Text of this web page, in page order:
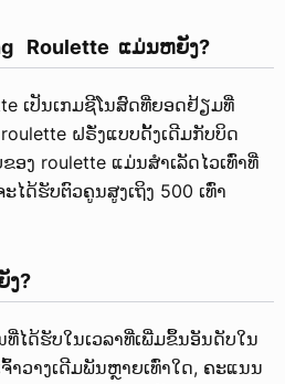
Roulette  ແມ່ນຫຍັງ?
ເປັນເກມຊີໂນສົດທີ່ຍອດຢ້ຽມທີ່
ຝຣັ່ງແບບດັ້ງເດີມກັບບິດ
ງ roulette ແມ່ນສໍາເລັດໄວເທົ່າທີ່
ດ້ຮັບຕົວຄູນສູງເຖິງ 500 ເທົ່າ
ງ?
ໄດ້ຮັບໃນເວລາທີ່ເພີ່ມຂຶ້ນອັນດັບໃນ
ຈົ້າວາງເດີມພັນຫຼາຍເທົ່າໃດ, ຄະແນນ